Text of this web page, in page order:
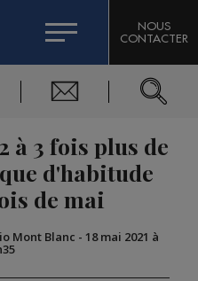
DE L'EXPERT
SKIABLES
MONT-BLANC
NOUS
CONTACTER
à 3 fois plus de
d'habitude
de mai
Mont Blanc - 18 mai 2021 à